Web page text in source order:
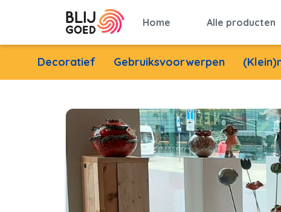
Home Alle producten
Decoratief Gebruiksvoorwerpen